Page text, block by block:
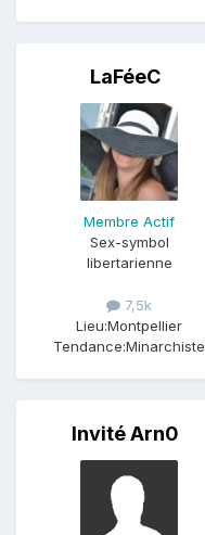
LaFéeC
Membre Actif
Sex-symbol
libertarienne
7,5k
Lieu:Montpellier
Tendance:Minarchiste
Invité Arn0